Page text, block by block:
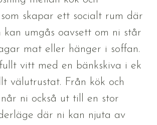
skapar ett socialt rum där
kan umgås oavsett om ni står
mat eller hänger i soffan.
vitt med en bänkskiva i ek
välutrustat. Från kök och
ni också ut till en stor
där ni kan njuta av